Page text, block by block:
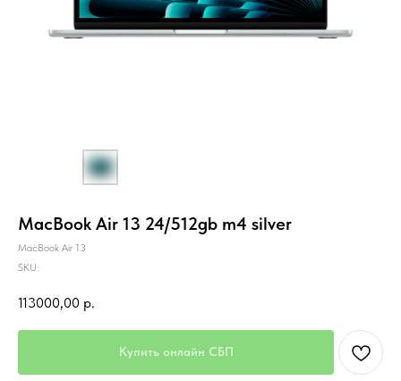
MacBook Air 13 24/512gb m4 silver
MacBook Air 13
SKU:
113000,00 р.
Купить онлайн СБП